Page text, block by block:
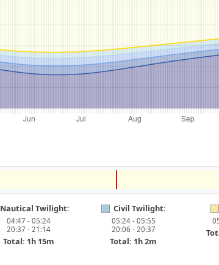
Nautical Twilight:
04:47 - 05:24
20:37 - 21:14
Total: 1h 15m
Civil Twilight:
05:24 - 05:55
20:06 - 20:37
Total: 1h 2m